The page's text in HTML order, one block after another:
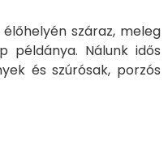
száraz, meleg
példánya. Nálunk idős
és szúrósak, porzós